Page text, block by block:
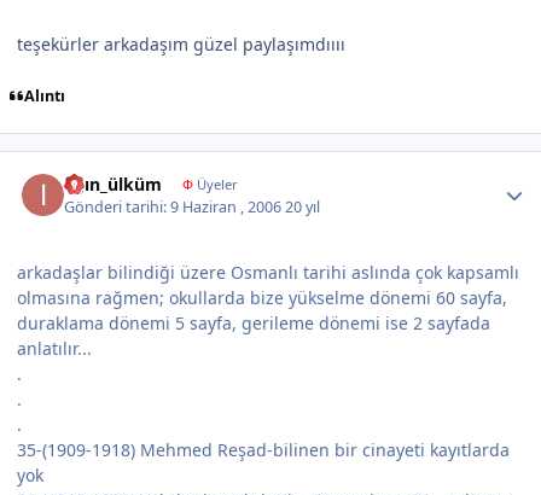
teşekürler arkadaşım güzel paylaşımdıııı
Alıntı
ılgın_ülküm ΦÜyeler
Gönderi tarihi:9 Haziran , 200620 yıl
arkadaşlar bilindiği üzere Osmanlı tarihi aslında çok kapsamlı
olmasına rağmen; okullarda bize yükselme dönemi 60 sayfa,
duraklama dönemi 5 sayfa, gerileme dönemi ise 2 sayfada
anlatılır...
.
.
.
35-(1909-1918) Mehmed Reşad-bilinen bir cinayeti kayıtlarda
yok